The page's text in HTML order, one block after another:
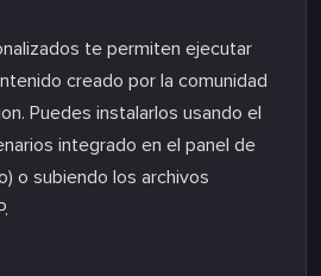
te permiten ejecutar
creado por la comunidad
Puedes instalarlos usando el
integrado en el panel de
o subiendo los archivos